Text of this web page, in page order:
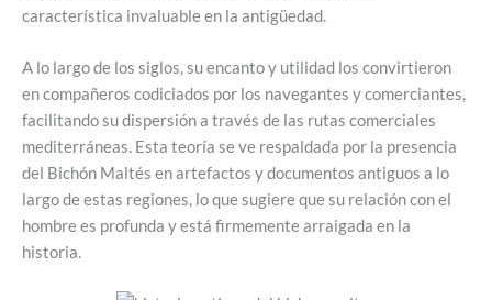
característica invaluable en la antigüedad.
A lo largo de los siglos, su encanto y utilidad los convirtieron
en compañeros codiciados por los navegantes y comerciantes,
facilitando su dispersión a través de las rutas comerciales
mediterráneas. Esta teoría se ve respaldada por la presencia
del Bichón Maltés en artefactos y documentos antiguos a lo
largo de estas regiones, lo que sugiere que su relación con el
hombre es profunda y está firmemente arraigada en la
historia.